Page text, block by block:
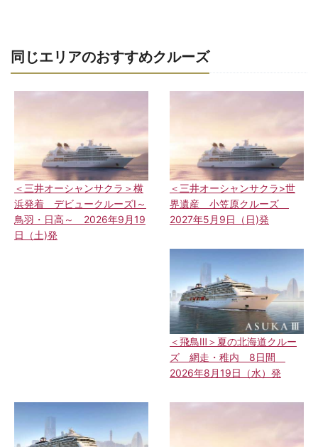
同じエリアのおすすめクルーズ
＜三井オーシャンサクラ＞横
浜発着 デビュークルーズⅠ～
鳥羽・日高～ 2026年9月19
日（土)発
＜三井オーシャンサクラ>世
界遺産 小笠原クルーズ
2027年5月9日（日)発
＜飛鳥Ⅲ＞夏の北海道クルー
ズ 網走・稚内 8日間
2026年8月19日（水）発